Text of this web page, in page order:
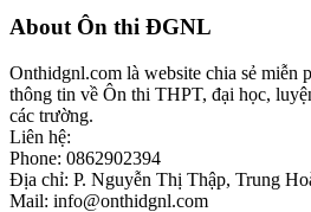
Footer
About Ôn thi ĐGNL
Onthidgnl.com là website chia sẻ miễn
thông tin về Ôn thi THPT, đại học,
các trường.
Liên hệ:
Phone: 0862902394
Địa chỉ: P. Nguyễn Thị Thập, Trung
Mail: info@onthidgnl.com